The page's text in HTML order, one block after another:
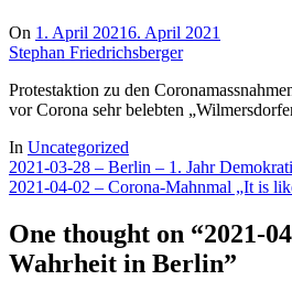
On 1. April 20216. April 2021
Stephan Friedrichsberger
Protestaktion zu den
vor Corona sehr belebten
In Uncategorized
Beitragsnavigation
2021-03-28 – Berlin – 1. Jahr
2021-04-02 – Corona-Mahnmal „It is
One thought on “2021-
Wahrheit in Berlin”